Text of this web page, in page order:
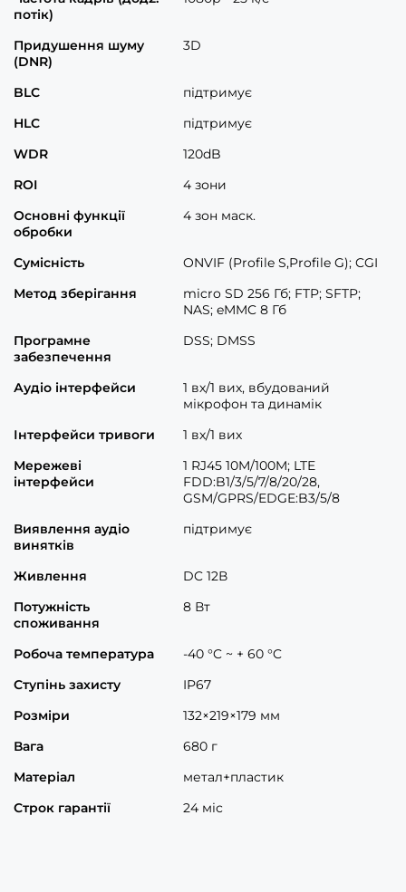
потік)
Придушення шуму
(DNR)
3D
BLC
підтримує
HLC
підтримує
WDR
120dB
ROI
4 зони
Основні функції
обробки
4 зон маск.
Сумісність
ONVIF (Profile S,Profile G); CGI
Метод зберігання
micro SD 256 Гб; FTP; SFTP;
NAS; eMMC 8 Гб
Програмне
забезпечення
DSS; DMSS
Аудіо інтерфейси
1 вх/1 вих, вбудований
мікрофон та динамік
Інтерфейси тривоги
1 вх/1 вих
Мережеві
інтерфейси
1 RJ45 10M/100M; LTE
FDD:B1/3/5/7/8/20/28,
GSM/GPRS/EDGE:B3/5/8
Виявлення аудіо
винятків
підтримує
Живлення
DC 12В
Потужність
споживання
8 Вт
Робоча температура
-40 °C ~ + 60 °C
Ступінь захисту
IP67
Розміри
132×219×179 мм
Вага
680 г
Матеріал
метал+пластик
Строк гарантії
24 міс